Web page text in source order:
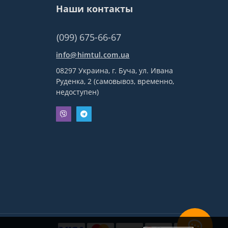
Наши контакты
(099) 675-66-67
info@himtul.com.ua
08297 Украина, г. Буча, ул. Ивана
Руденка, 2 (самовывоз, временно,
недоступен)